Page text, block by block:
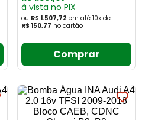
à vista no PIX
ou R$ 1.507,72 em até 10x de
R$ 150,77 no cartão
Comprar